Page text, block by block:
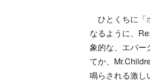
ひとくちに「
なるように、
象的な、エバー
てか、
鳴らされる激し